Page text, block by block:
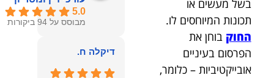
בשל מעשים או
תכונות המיוחסים לו.
החוק בוחן את
הפרסום בעיניים
אובייקטיביות – כלומר,
5.0
מבוסס על 94 ביקורות
דיקלה ח.